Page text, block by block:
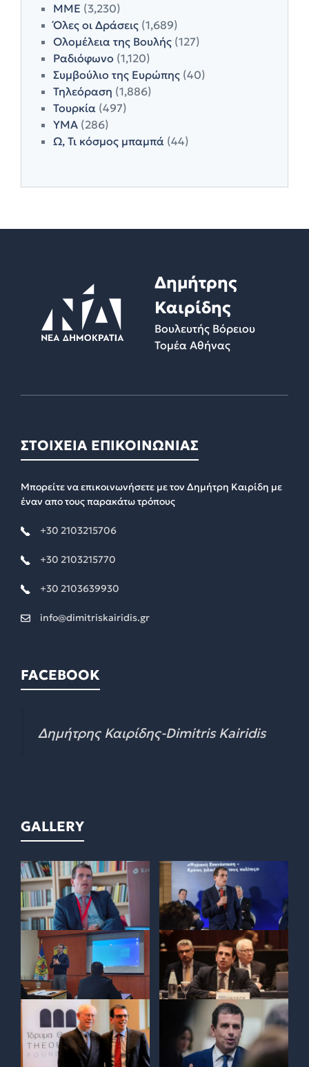
ΜΜΕ (3,230)
Όλες οι Δράσεις (1,689)
Ολομέλεια της Βουλής (127)
Ραδιόφωνο (1,120)
Συμβούλιο της Ευρώπης (40)
Τηλεόραση (1,886)
Τουρκία (497)
ΥΜΑ (286)
Ω, Τι κόσμος μπαμπά (44)
Δημήτρης
Καιρίδης
Βουλευτής Βόρειου
Τομέα Αθήνας
ΣΤΟΙΧΕΙΑ ΕΠΙΚΟΙΝΩΝΙΑΣ
Μπορείτε να επικοινωνήσετε με τον Δημήτρη Καιρίδη με
έναν απο τους παρακάτω τρόπους
+30 2103215706
+30 2103215770
+30 2103639930
info@dimitriskairidis.gr
FACEBOOK
Δημήτρης Καιρίδης-Dimitris Kairidis
GALLERY